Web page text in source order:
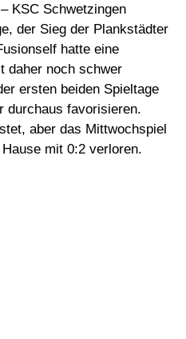
KSC Schwetzingen
der Sieg der Plankstädter
hatte eine
daher noch schwer
ersten beiden Spieltage
durchaus favorisieren.
aber das Mittwochspiel
mit 0:2 verloren.